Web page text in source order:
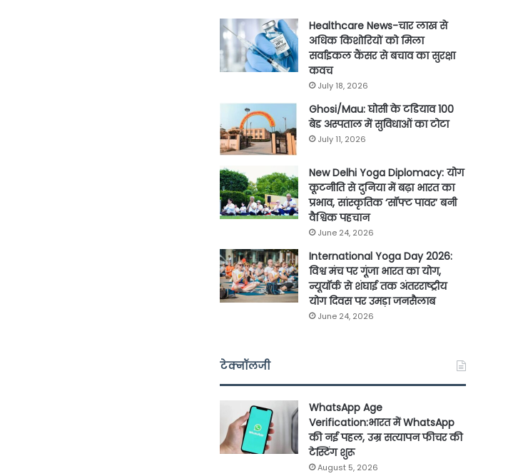
Healthcare News-चार लाख से
अधिक किशोरियों को मिला
सर्वाइकल कैंसर से बचाव का सुरक्षा
कवच
July 18, 2026
Ghosi/Mau: घोसी के टडियाव 100
बेड अस्पताल में सुविधाओं का टोटा
July 11, 2026
New Delhi Yoga Diplomacy: योग
कूटनीति से दुनिया में बढ़ा भारत का
प्रभाव, सांस्कृतिक ‘सॉफ्ट पावर’ बनी
वैश्विक पहचान
June 24, 2026
International Yoga Day 2026:
विश्व मंच पर गूंजा भारत का योग,
न्यूयॉर्क से शंघाई तक अंतरराष्ट्रीय
योग दिवस पर उमड़ा जनसैलाब
June 24, 2026
टेक्नॉलजी
WhatsApp Age
Verification:भारत में WhatsApp
की नई पहल, उम्र सत्यापन फीचर की
टेस्टिंग शुरू
August 5, 2026